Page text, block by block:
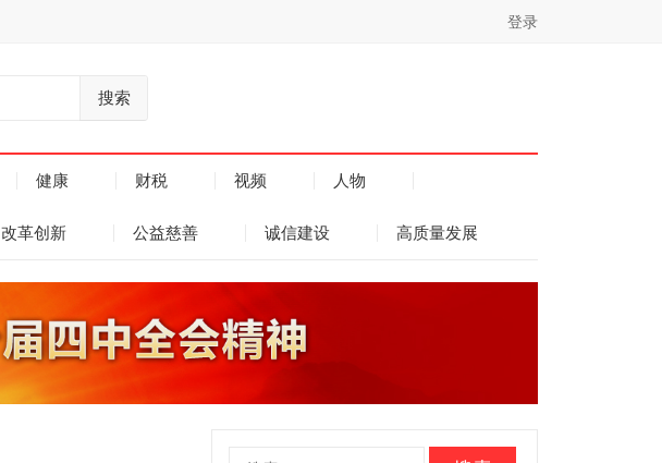
登录
搜索
健康 财税 视频 人物
改革创新 公益慈善 诚信建设 高质量发展